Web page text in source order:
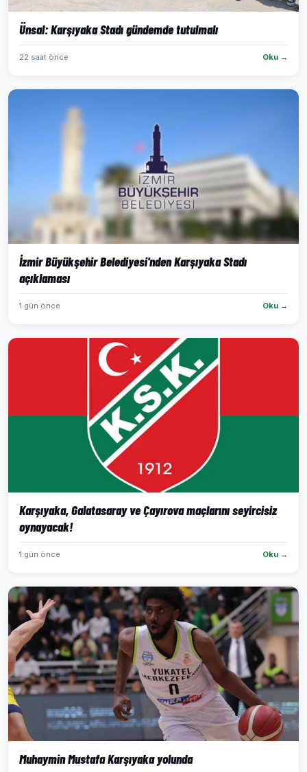
Ünsal: Karşıyaka Stadı gündemde tutulmalı
22 saat önce Oku →
İzmir Büyükşehir Belediyesi'nden Karşıyaka Stadı
açıklaması
1 gün önce Oku →
Karşıyaka, Galatasaray ve Çayırova maçlarını seyircisiz
oynayacak!
1 gün önce Oku →
Muhaymin Mustafa Karşıyaka yolunda